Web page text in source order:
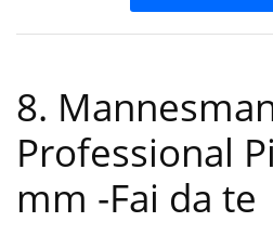
8.
Professional
mm -Fai da te